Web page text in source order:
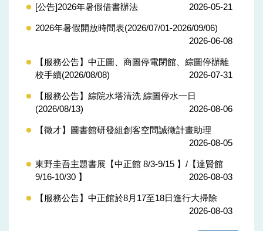
[公告]2026年暑假借書辦法 2026-05-21
2026年暑假開放時間表(2026/07/01-2026/09/06)
2026-06-08
【服務公告】中正圖、商圖停電閉館、綜圖停辦離
校手續(2026/08/08)
2026-07-31
【服務公告】綜院水塔清洗 綜圖停水一日
(2026/08/13)
2026-08-06
【徵才】圖書館研發組創客空間誠徵計畫助理
2026-08-05
東野圭吾主題書展【中正館 8/3-9/15 】/【達賢館
9/16-10/30 】
2026-08-03
【服務公告】中正館於8月17至18日進行大掃除
2026-08-03